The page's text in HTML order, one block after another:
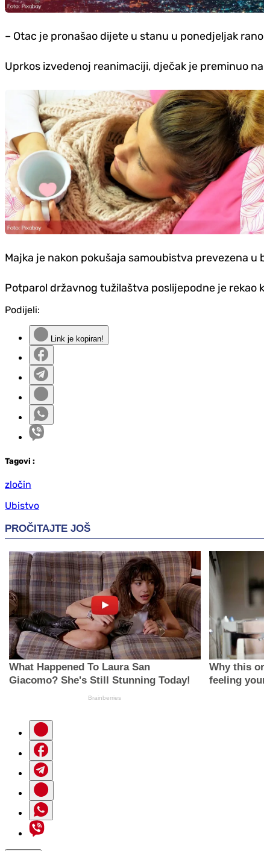
– Otac je pronašao dijete u stanu u ponedjeljak
Uprkos izvedenoj reanimaciji, dječak je preminuo
Majka je nakon pokušaja samoubistva prevezena
Potparol državnog tužilaštva poslijepodne je
Podijeli:
Link je kopiran!
Tagovi :
zločin
Ubistvo